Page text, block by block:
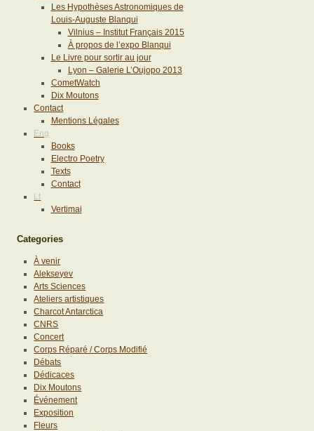
Les Hypothèses Astronomiques de
Louis-Auguste Blanqui
Vilnius – Institut Français 2015
À propos de l’expo Blanqui
Le Livre pour sortir au jour
Lyon – Galerie L’Oujopo 2013
CometWatch
Dix Moutons
Contact
Mentions Légales
Eng
Books
Electro Poetry
Texts
Contact
Lt
Vertimai
Categories
À venir
Alekseyev
Arts Sciences
Ateliers artistiques
Charcot Antarctica
CNRS
Concert
Corps Réparé / Corps Modifié
Débats
Dédicaces
Dix Moutons
Événement
Exposition
Fleurs